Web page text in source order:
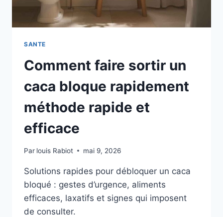
SANTE
Comment faire sortir un
caca bloque rapidement
méthode rapide et
efficace
Par louis Rabiot mai 9, 2026
Solutions rapides pour débloquer un caca
bloqué : gestes d’urgence, aliments
efficaces, laxatifs et signes qui imposent
de consulter.